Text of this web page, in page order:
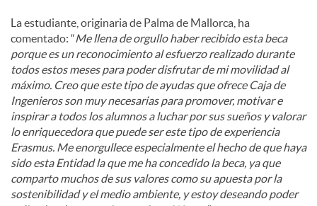
La estudiante, originaria de Palma de Mallorca, ha
comentado: “Me llena de orgullo haber recibido esta beca
porque es un reconocimiento al esfuerzo realizado durante
todos estos meses para poder disfrutar de mi movilidad al
máximo. Creo que este tipo de ayudas que ofrece Caja de
Ingenieros son muy necesarias para promover, motivar e
inspirar a todos los alumnos a luchar por sus sueños y valorar
lo enriquecedora que puede ser este tipo de experiencia
Erasmus. Me enorgullece especialmente el hecho de que haya
sido esta Entidad la que me ha concedido la beca, ya que
comparto muchos de sus valores como su apuesta por la
sostenibilidad y el medio ambiente, y estoy deseando poder